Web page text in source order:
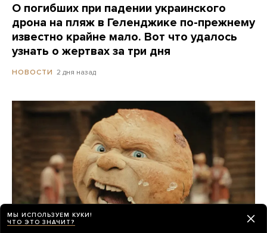
О погибших при падении украинского
дрона на пляж в Геленджике по-прежнему
известно крайне мало. Вот что удалось
узнать о жертвах за три дня
НОВОСТИ 2 дня назад
МЫ ИСПОЛЬЗУЕМ КУКИ!
ЧТО ЭТО ЗНАЧИТ?